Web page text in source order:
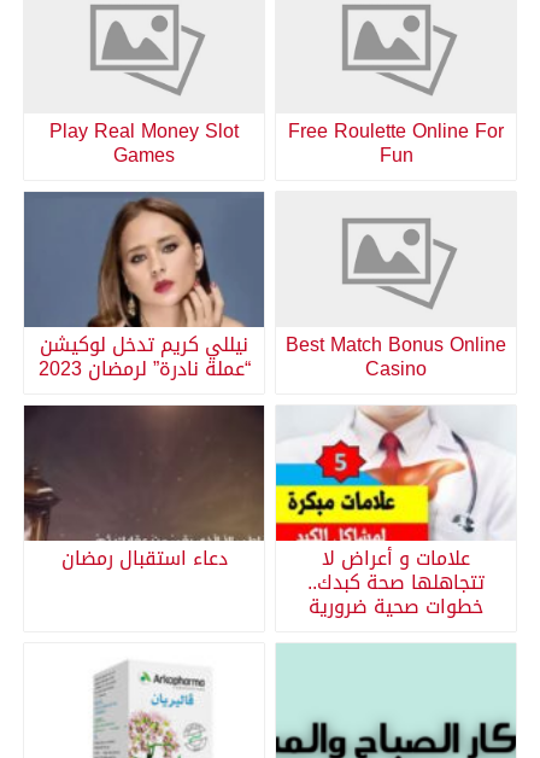
Free Roulette Online For
Fun
Play Real Money Slot
Games
Best Match Bonus Online
Casino
نيللي كريم تدخل لوكيشن
“عملة نادرة” لرمضان 2023
علامات و أعراض لا
تتجاهلها صحة كبدك..
خطوات صحية ضرورية
دعاء استقبال رمضان